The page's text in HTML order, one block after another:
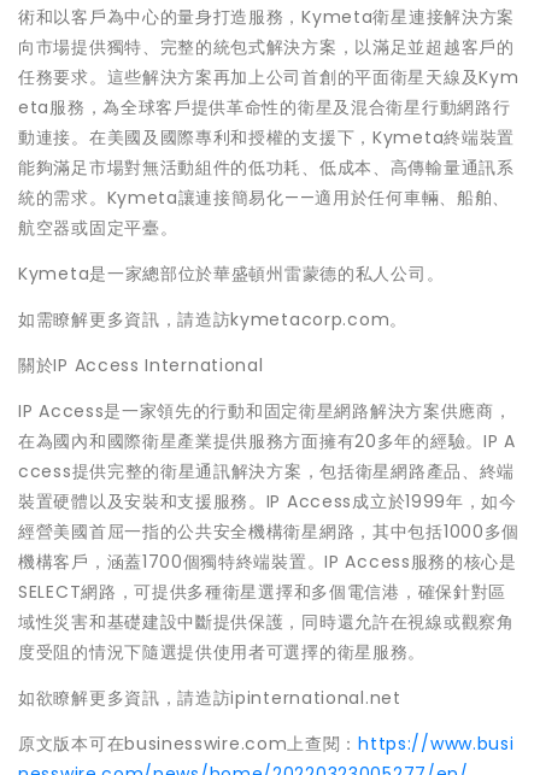
術和以客戶為中心的量身打造服務，Kymeta衛星連接解決方案
向市場提供獨特、完整的統包式解決方案，以滿足並超越客戶的
任務要求。這些解決方案再加上公司首創的平面衛星天線及Kym
eta服務，為全球客戶提供革命性的衛星及混合衛星行動網路行
動連接。在美國及國際專利和授權的支援下，Kymeta終端裝置
能夠滿足市場對無活動組件的低功耗、低成本、高傳輸量通訊系
統的需求。Kymeta讓連接簡易化——適用於任何車輛、船舶、
航空器或固定平臺。
Kymeta是一家總部位於華盛頓州雷蒙德的私人公司。
如需瞭解更多資訊，請造訪kymetacorp.com。
關於IP Access International
IP Access是一家領先的行動和固定衛星網路解決方案供應商，
在為國內和國際衛星產業提供服務方面擁有20多年的經驗。IP A
ccess提供完整的衛星通訊解決方案，包括衛星網路產品、終端
裝置硬體以及安裝和支援服務。IP Access成立於1999年，如今
經營美國首屈一指的公共安全機構衛星網路，其中包括1000多個
機構客戶，涵蓋1700個獨特終端裝置。IP Access服務的核心是
SELECT網路，可提供多種衛星選擇和多個電信港，確保針對區
域性災害和基礎建設中斷提供保護，同時還允許在視線或觀察角
度受阻的情況下隨選提供使用者可選擇的衛星服務。
如欲瞭解更多資訊，請造訪ipinternational.net
原文版本可在businesswire.com上查閱：https://www.busi